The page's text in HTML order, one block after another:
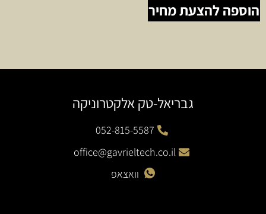
הוספה להצעת מחיר
גבריאל-טק אלקטרוניקה
052-815-5587
office@gavrieltech.co.il
וואצאפ